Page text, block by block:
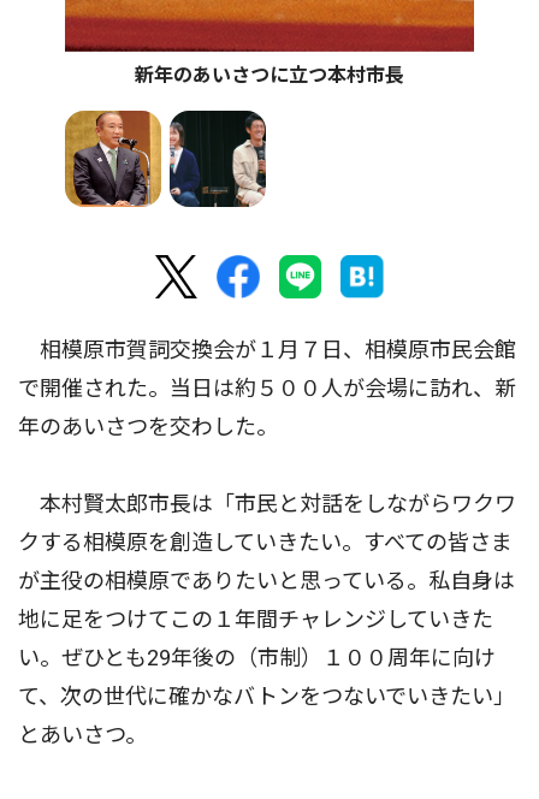
新年のあいさつに立つ本村市長
相模原市賀詞交換会が１月７日、相模原市民会館
で開催された。当日は約５００人が会場に訪れ、新
年のあいさつを交わした。
本村賢太郎市長は「市民と対話をしながらワクワ
クする相模原を創造していきたい。すべての皆さま
が主役の相模原でありたいと思っている。私自身は
地に足をつけてこの１年間チャレンジしていきた
い。ぜひとも29年後の（市制）１００周年に向け
て、次の世代に確かなバトンをつないでいきたい」
とあいさつ。